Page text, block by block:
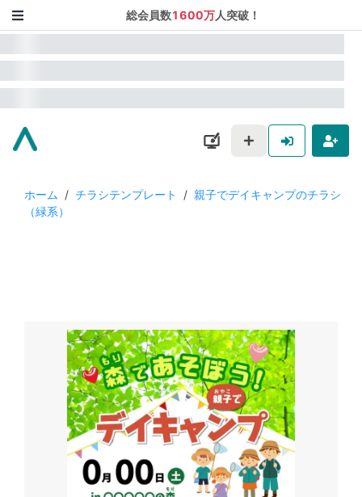
総会員数1600万人突破！
ホーム / チラシテンプレート / 親子でデイキャンプのチラシ
（緑系）